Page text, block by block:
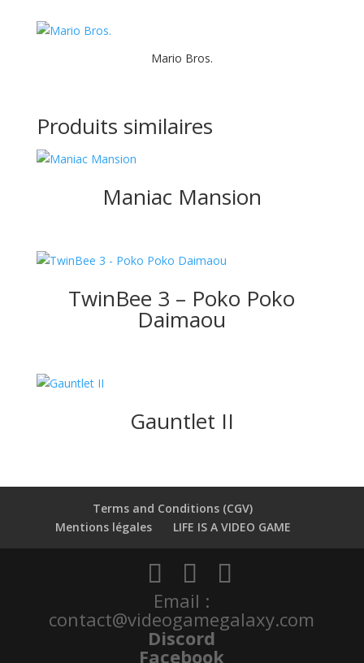
Mario Bros.
Produits similaires
Maniac Mansion
TwinBee 3 – Poko Poko
Daimaou
Gauntlet II
Terms and Conditions (CGV)
Mentions légales
LIFE IS A VIDEO GAME
Email :
contact@videogamegalaxy.com
Discord
Facebook